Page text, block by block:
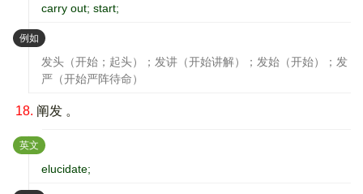
carry out; start;
例如 ：
发头（开始；起头）；发讲（开始讲解）；发始（开始）；发
严（开始严阵待命）
18. 阐发 。
英文 ：
elucidate;